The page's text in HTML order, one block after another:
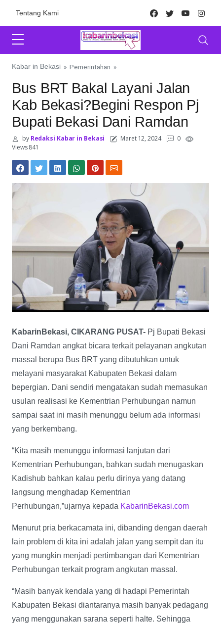
Tentang Kami Facebook
TwitterYoutube
Kabar in Bekasi » Pemerintahan »
Bus BRT Bakal Layani Jalan
Kab Bekasi?Begini Respon Pj
Bupati Bekasi Dani Ramdan
byRedaksi Kabar in Bekasi Maret 12, 2024
0
Views 841
KabarinBekasi, CIKARANG PUSAT- Pj Bupati Bekasi
Dani Ramdan angkat bicara terkait pelayanan angkutan
massal berupa Bus BRT yang dibutuhkan untuk
melayani masyarakat Kabupaten Bekasi dalam
bepergian. Dani sendiri mengatakan sudah memasukan
usulan realisasi ke Kementrian Perhubungan namun
sampai saat ini masih menunggu belum ada informasi
yang berkembang.
“Kita masih menunggu informasi lanjutan dari
Kementrian Perhubungan, bahkan sudah menugaskan
Kadishub bahkan kalau perlu dirinya yang datang
langsung menghadap Kementrian
Perhubungan,”ujarnya kepada KabarinBekasi.com
Menurut pria berkacamata ini, dibanding dengan daerah
lain problem di kita ini adalah jalan yang sempit dan itu
yang mungkin menjadi pertimbangan dari Kementrian
Perhubungan terkait program angkutan massal.
“Masih banyak kendala yang di hadapi Pemerintah
Kabupaten Bekasi diantaranya masih banyak pedagang
yang menggunakan sarana seperti halte. Sehingga